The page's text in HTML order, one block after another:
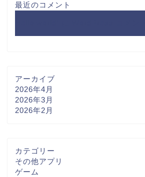
最近のコメント
アーカイブ
2026年4月
2026年3月
2026年2月
カテゴリー
その他アプリ
ゲーム